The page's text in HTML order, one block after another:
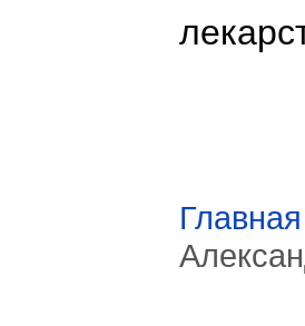
Главная